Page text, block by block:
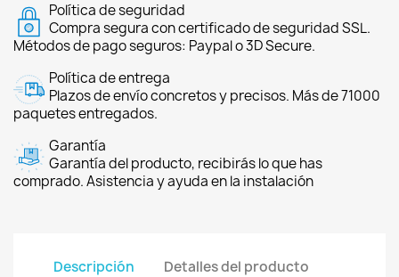
Política de seguridad
Compra segura con certificado de seguridad SSL.
Métodos de pago seguros: Paypal o 3D Secure.
Política de entrega
Plazos de envío concretos y precisos. Más de 71000
paquetes entregados.
Garantía
Garantía del producto, recibirás lo que has
comprado. Asistencia y ayuda en la instalación
Descripción Detalles del producto